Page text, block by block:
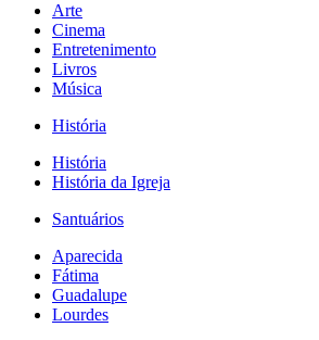
Arte
Cinema
Entretenimento
Livros
Música
História
História
História da Igreja
Santuários
Aparecida
Fátima
Guadalupe
Lourdes